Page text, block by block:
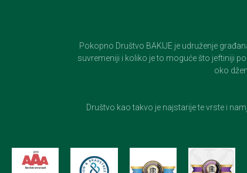
Pokopno Društvo BAKIJE je udruženje
suvremeniji i koliko je to moguće što jeftiniji
oko
Društvo kao takvo je najstarije te vrste i